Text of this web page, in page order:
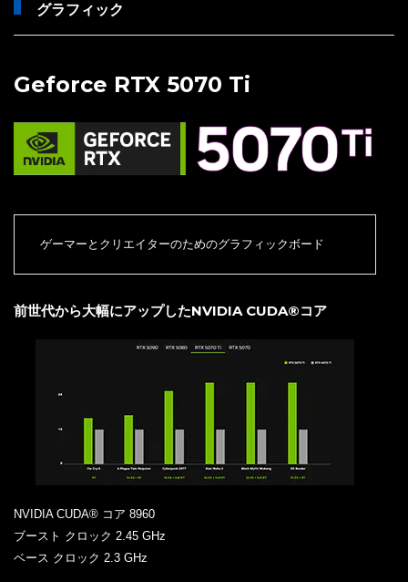
グラフィック
Geforce RTX 5070 Ti
ゲーマーとクリエイターのためのグラフィックボード
前世代から大幅にアップしたNVIDIA CUDA®コア
NVIDIA CUDA® コア 8960
ブースト クロック 2.45 GHz
ベース クロック 2.3 GHz